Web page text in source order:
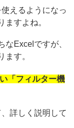
えるようになっ
ますよね。
なExcelですが、
ます。
「フィルター機
詳しく説明して